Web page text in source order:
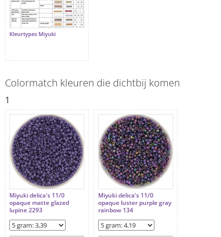
Kleurtypes Miyuki
Colormatch kleuren die dichtbij komen
1
Miyuki delica's 11/0
opaque matte glazed
lupine 2293
Miyuki delica's 11/0
opaque luster purple gray
rainbow 134